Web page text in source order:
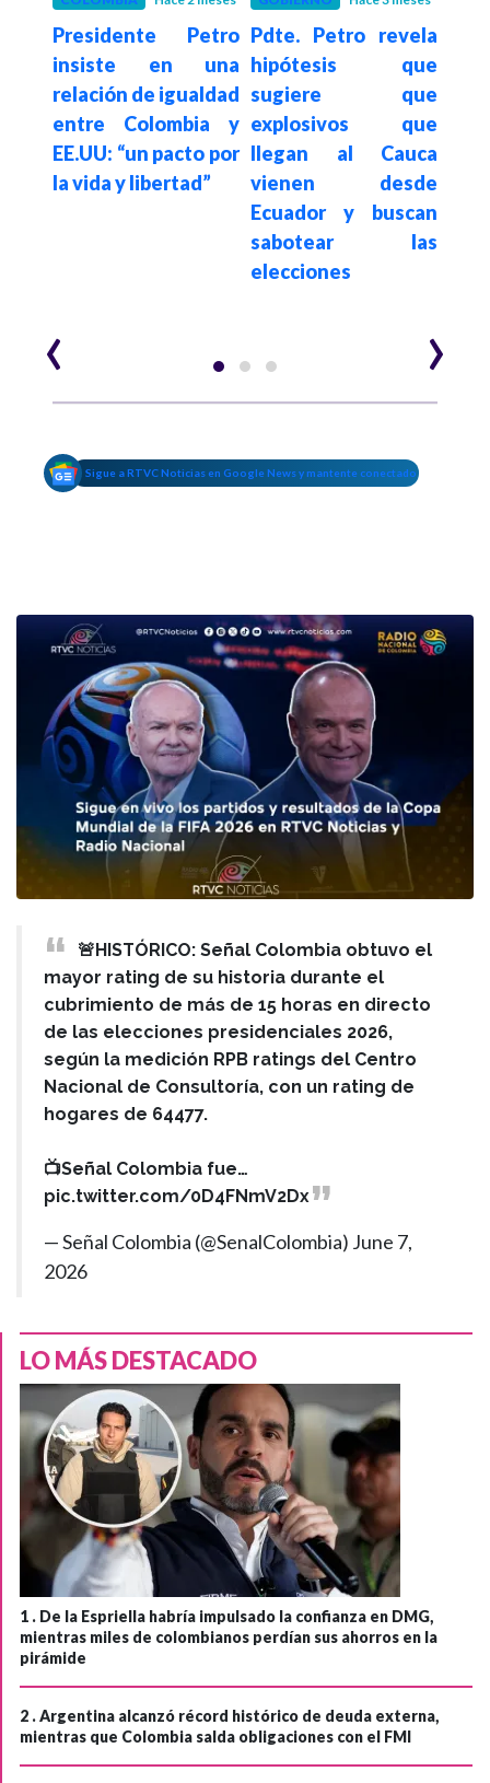
Presidente Petro
insiste en una
relación de igualdad
entre Colombia y
EE.UU: “un pacto por
la vida y libertad”
Pdte. Petro revela
hipótesis que
sugiere que
explosivos que
llegan al Cauca
vienen desde
Ecuador y buscan
sabotear las
elecciones
‹ ›
Sigue a RTVC Noticias en Google News y mantente conectado
🚨HISTÓRICO: Señal Colombia obtuvo el
mayor rating de su historia durante el
cubrimiento de más de 15 horas en directo
de las elecciones presidenciales 2026,
según la medición RPB ratings del Centro
Nacional de Consultoría, con un rating de
hogares de 64477.
📺Señal Colombia fue…
pic.twitter.com/0D4FNmV2Dx
— Señal Colombia (@SenalColombia) June 7,
2026
LO MÁS DESTACADO
1 . De la Espriella habría impulsado la confianza en DMG,
mientras miles de colombianos perdían sus ahorros en la
pirámide
2 .Argentina alcanzó récord histórico de deuda externa,
mientras que Colombia salda obligaciones con el FMI